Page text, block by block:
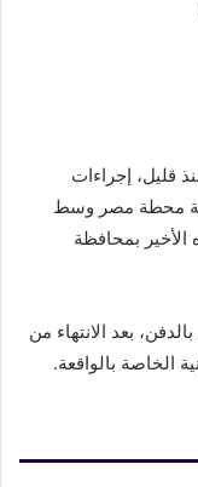
قليل، إجراءات
محطة مصر وسط
الأخير بمحافظة
بعد الانتهاء من
الخاصة بالواقعة.